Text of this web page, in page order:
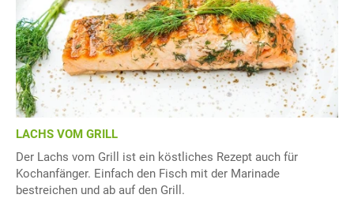
LACHS VOM GRILL
Der Lachs vom Grill ist ein köstliches Rezept auch für
Kochanfänger. Einfach den Fisch mit der Marinade
bestreichen und ab auf den Grill.